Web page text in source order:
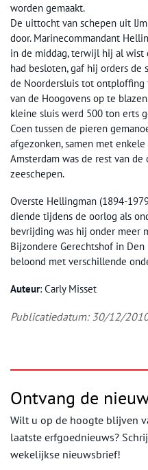
worden gemaakt.
De uittocht van schepen uit
door. Marinecommandant
in de middag, terwijl hij al wist
had besloten, gaf hij orders
de Noordersluis tot
van de Hoogovens op te
kleine sluis werd 500 ton erts
Coen tussen de pieren
afgezonken, samen met
Amsterdam was de rest van
zeeschepen.
Overste Hellingman (1894-
diende tijdens de oorlog als
bevrijding was hij onder meer
Bijzondere Gerechtshof in
beloond met verschillende
Auteur: Carly Misset
Publicatiedatum: 30/12/
Ontvang de
Wilt u op de hoogte blijven
laatste erfgoednieuws?
wekelijkse nieuwsbrief!